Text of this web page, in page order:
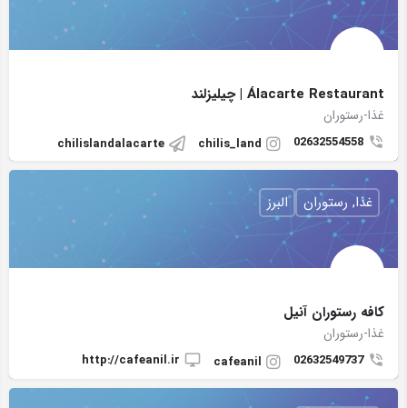
Álacarte Restaurant | چیلیزلند
غذا-رستوران
02632554558
chilis_land
chilislandalacarte
کافه رستوران آنیل
غذا-رستوران
02632549737
cafeanil
http://cafeanil.ir
غذا, رستوران البرز